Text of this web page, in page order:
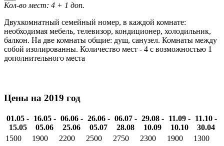
Кол-во мест: 4 + 1 доп.
Двухкомнатный семейный номер, в каждой комнате:
необходимая мебель, телевизор, кондиционер, холодильник,
балкон. На две комнаты общие: душ, санузел. Комнаты между
собой изолированны. Количество мест - 4 с возможностью 1
дополнительного места
Цены на 2019 год
01.05 -
15.05
16.05 -
05.06
06.06 -
25.06
26.06 -
05.07
06.07 -
28.08
29.08 -
10.09
11.09 -
10.10
11.10 -
30.04
1500
1900 2200 2500 2750 2300 1900 1300